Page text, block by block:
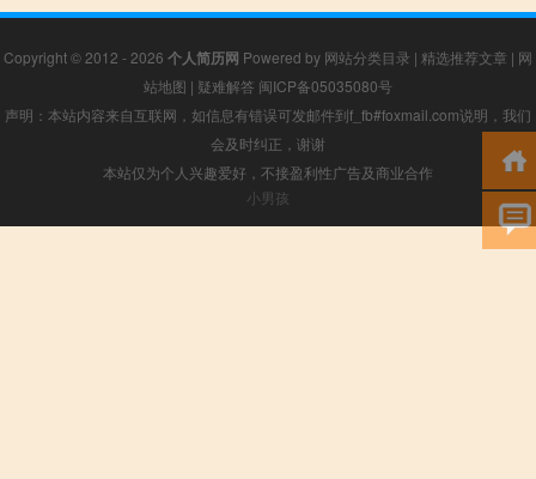
Copyright © 2012 - 2026 个人简历网 Powered by 网站分类目录 | 精选推荐文章 | 网
站地图 | 疑难解答 闽ICP备05035080号
声明：本站内容来自互联网，如信息有错误可发邮件到f_fb#foxmail.com说明，我们
会及时纠正，谢谢
本站仅为个人兴趣爱好，不接盈利性广告及商业合作
小男孩